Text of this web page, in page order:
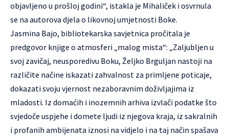
objavljeno u prošloj godini“, istakla je Mihaliček i osvrnula
se na autorova djela o likovnoj umjetnosti Boke.
Jasmina Bajo, bibliotekarska savjetnica pročitala je
predgovor knjige o atmosferi „malog mista“: „Zaljubljen u
svoj zavičaj, neusporedivu Boku, Željko Brguljan nastoji na
različite načine iskazati zahvalnost za primljene poticaje,
dokazati svoju vjernost nezaboravnim doživljajima iz
mladosti. Iz domaćih i inozemnih arhiva izvlači podatke što
svjedoče uspjehe i domete ljudi iz njegova kraja, iz sakralnih
i profanih ambijenata iznosi na vidjelo i na taj način spašava